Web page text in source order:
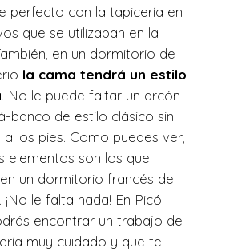
perfecto con la tapicería en
que se utilizaban en la
en un dormitorio de
la cama tendrá un estilo
. No le puede faltar un arcón
banco de estilo clásico sin
los pies. Como puedes ver,
elementos son los que
un dormitorio francés del
¡No le falta nada! En Picó
encontrar un trabajo de
muy cuidado y que te